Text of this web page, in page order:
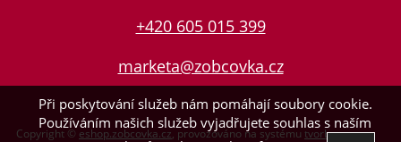
+420 605 015 399
marketa@zobcovka.cz
Copyright © eshop.zobcovka.cz, provozováno na systému tvorba e-
Při poskytování služeb nám pomáhají soubory cookie.
Používáním našich služeb vyjadřujete souhlas s naším